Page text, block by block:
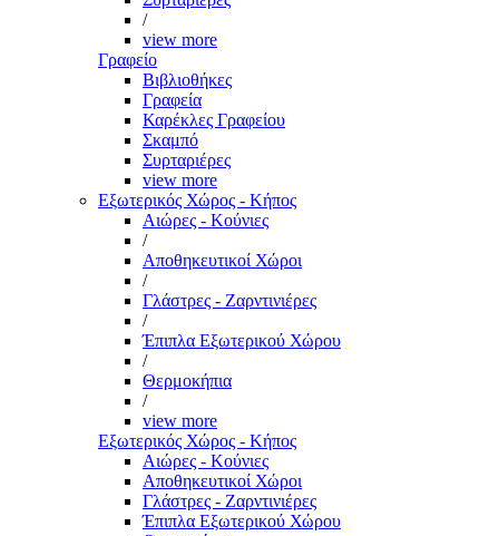
/
view more
Γραφείο
Βιβλιοθήκες
Γραφεία
Καρέκλες Γραφείου
Σκαμπό
Συρταριέρες
view more
Εξωτερικός Χώρος - Κήπος
Αιώρες - Κούνιες
/
Αποθηκευτικοί Χώροι
/
Γλάστρες - Ζαρντινιέρες
/
Έπιπλα Εξωτερικού Χώρου
/
Θερμοκήπια
/
view more
Εξωτερικός Χώρος - Κήπος
Αιώρες - Κούνιες
Αποθηκευτικοί Χώροι
Γλάστρες - Ζαρντινιέρες
Έπιπλα Εξωτερικού Χώρου